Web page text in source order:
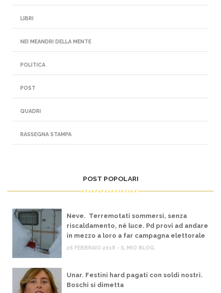
LIBRI
NEI MEANDRI DELLA MENTE
POLITICA
POST
QUADRI
RASSEGNA STAMPA
POST POPOLARI
Neve. Terremotati sommersi, senza
riscaldamento, né luce. Pd provi ad andare
in mezzo a loro a far campagna elettorale
26 FEBBRAIO 2018 - IL MIO BLOG
Unar. Festini hard pagati con soldi nostri.
Boschi si dimetta